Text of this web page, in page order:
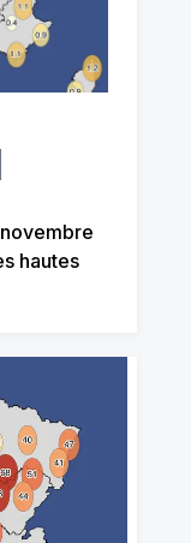
hautes